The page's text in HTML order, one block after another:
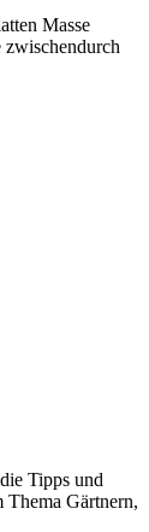
Masse
Tipps und
Thema Gärtnern,